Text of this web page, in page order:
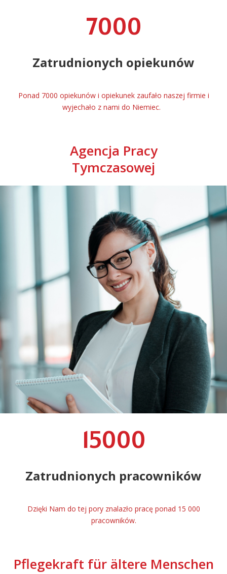
7000
Zatrudnionych opiekunów
Ponad 7000 opiekunów i opiekunek zaufało naszej firmie i
wyjechało z nami do Niemiec.
Agencja Pracy
Tymczasowej
15000
Zatrudnionych pracowników
Dzięki Nam do tej pory znalazło pracę ponad 15 000
pracowników.
Pflegekraft für ältere Menschen